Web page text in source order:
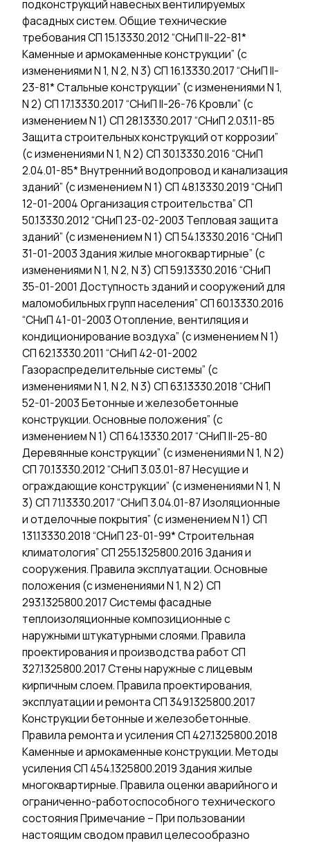
подконструкций навесных вентилируемых
фасадных систем. Общие технические
требования СП 15.13330.2012 “СНиП II-22-81*
Каменные и армокаменные конструкции” (с
изменениями N 1, N 2, N 3) СП 16.13330.2017 “СНиП II-
23-81* Стальные конструкции” (с изменениями N 1,
N 2) СП 17.13330.2017 “СНиП II-26-76 Кровли” (с
изменением N 1) СП 28.13330.2017 “СНиП 2.03.11-85
Защита строительных конструкций от коррозии”
(с изменениями N 1, N 2) СП 30.13330.2016 “СНиП
2.04.01-85* Внутренний водопровод и канализация
зданий” (с изменением N 1) СП 48.13330.2019 “СНиП
12-01-2004 Организация строительства” СП
50.13330.2012 “СНиП 23-02-2003 Тепловая защита
зданий” (с изменением N 1) СП 54.13330.2016 “СНиП
31-01-2003 Здания жилые многоквартирные” (с
изменениями N 1, N 2, N 3) СП 59.13330.2016 “СНиП
35-01-2001 Доступность зданий и сооружений для
маломобильных групп населения” СП 60.13330.2016
“СНиП 41-01-2003 Отопление, вентиляция и
кондиционирование воздуха” (с изменением N 1)
СП 62.13330.2011 “СНиП 42-01-2002
Газораспределительные системы” (с
изменениями N 1, N 2, N 3) СП 63.13330.2018 “СНиП
52-01-2003 Бетонные и железобетонные
конструкции. Основные положения” (с
изменением N 1) СП 64.13330.2017 “СНиП II-25-80
Деревянные конструкции” (с изменениями N 1, N 2)
СП 70.13330.2012 “СНиП 3.03.01-87 Несущие и
ограждающие конструкции” (с изменениями N 1, N
3) СП 71.13330.2017 “СНиП 3.04.01-87 Изоляционные
и отделочные покрытия” (с изменением N 1) СП
131.13330.2018 “СНиП 23-01-99* Строительная
климатология” СП 255.1325800.2016 Здания и
сооружения. Правила эксплуатации. Основные
положения (с изменениями N 1, N 2) СП
293.1325800.2017 Системы фасадные
теплоизоляционные композиционные с
наружными штукатурными слоями. Правила
проектирования и производства работ СП
327.1325800.2017 Стены наружные с лицевым
кирпичным слоем. Правила проектирования,
эксплуатации и ремонта СП 349.1325800.2017
Конструкции бетонные и железобетонные.
Правила ремонта и усиления СП 427.1325800.2018
Каменные и армокаменные конструкции. Методы
усиления СП 454.1325800.2019 Здания жилые
многоквартирные. Правила оценки аварийного и
ограниченно-работоспособного технического
состояния Примечание – При пользовании
настоящим сводом правил целесообразно